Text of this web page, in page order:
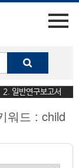
2. 일반연구보고서
워드 : child